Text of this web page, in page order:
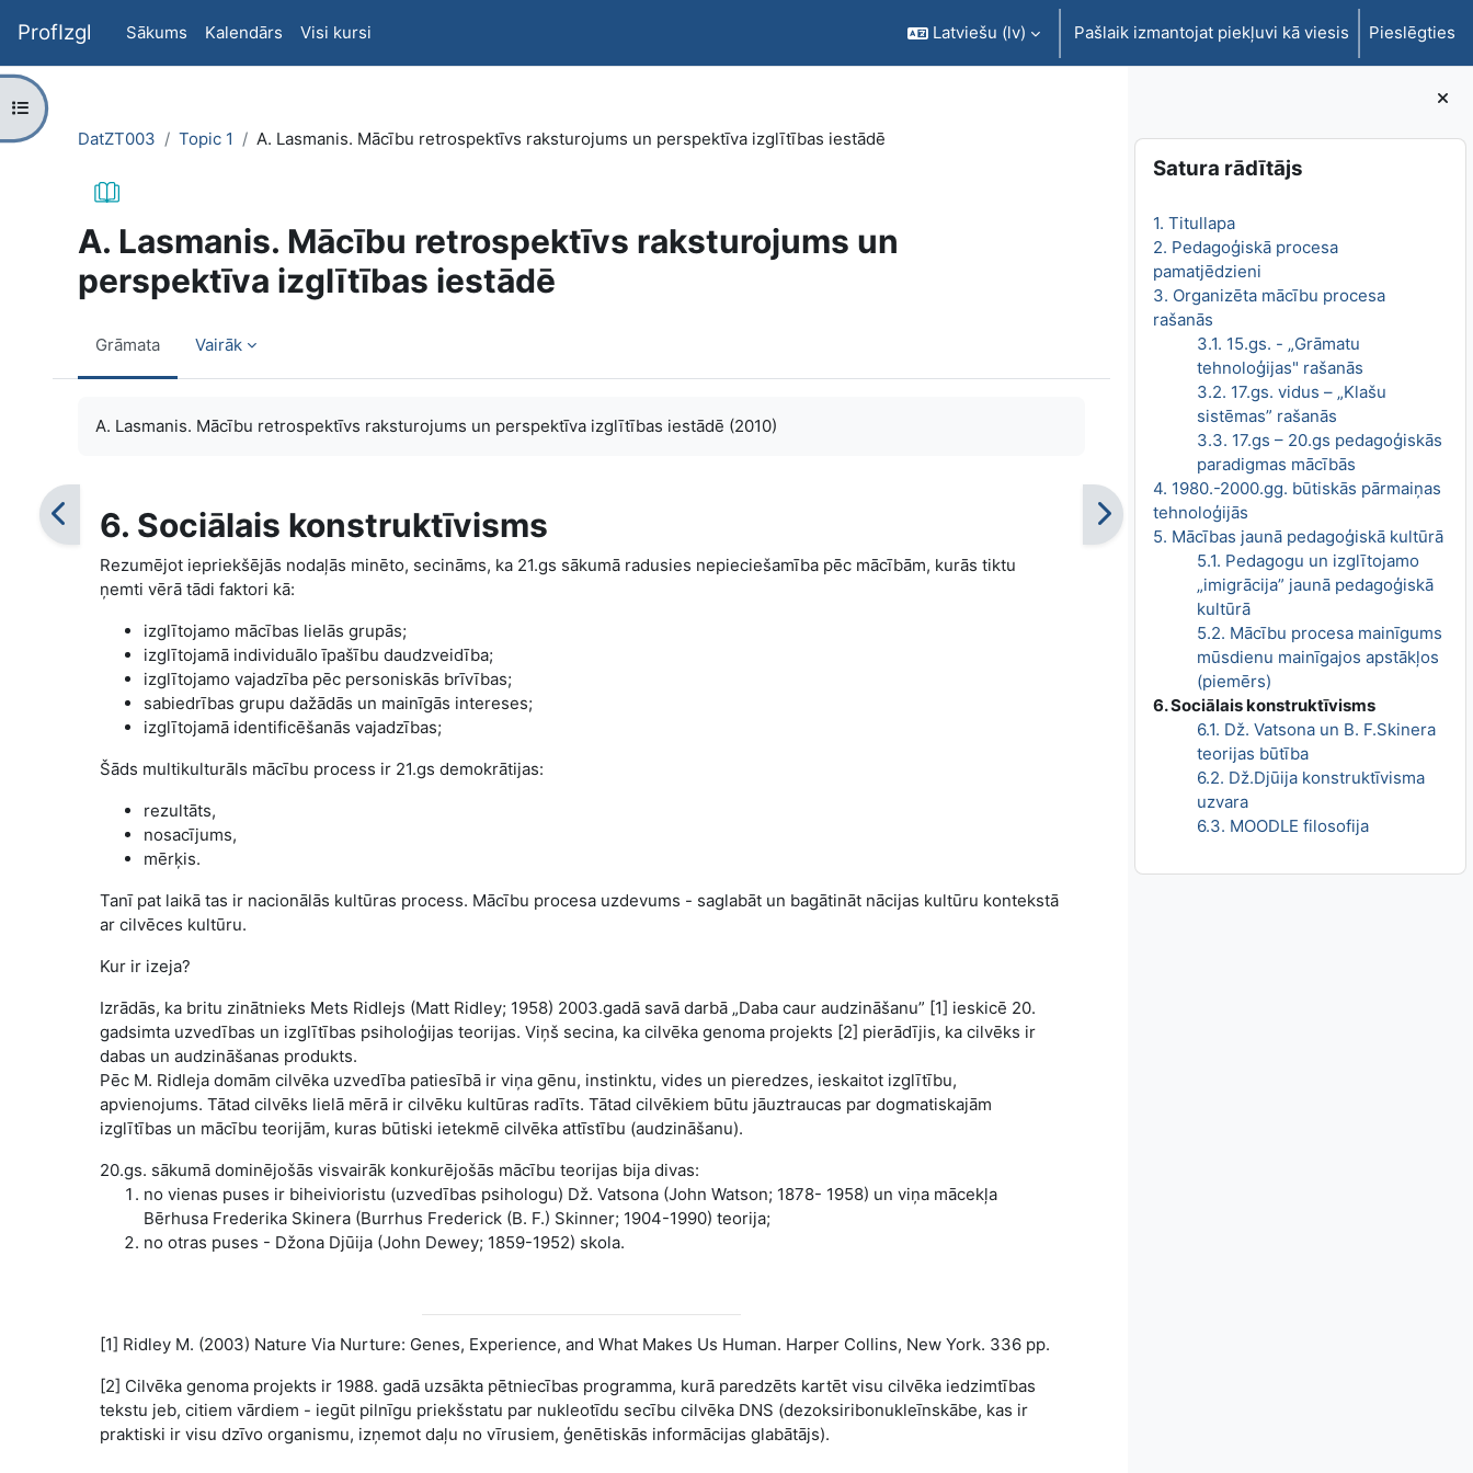
ProfIzgl Sākums Kalendārs Visi kursi Latviešu ‎(lv)‎ Pašlaik izmantojat piekļuvi kā viesis Pieslēgties
Bloki
Izlaist Satura rādītājs
Satura rādītājs
1. Titullapa
2. Pedagoģiskā procesa
pamatjēdzieni
3. Organizēta mācību procesa
rašanās
3.1. 15.gs. - „Grāmatu
tehnoloģijas" rašanās
3.2. 17.gs. vidus – „Klašu
sistēmas” rašanās
3.3. 17.gs – 20.gs pedagoģiskās
paradigmas mācībās
4. 1980.-2000.gg. būtiskās pārmaiņas
tehnoloģijās
5. Mācības jaunā pedagoģiskā kultūrā
5.1. Pedagogu un izglītojamo
„imigrācija” jaunā pedagoģiskā
kultūrā
5.2. Mācību procesa mainīgums
mūsdienu mainīgajos apstākļos
(piemērs)
6. Sociālais konstruktīvisms
6.1. Dž. Vatsona un B. F.Skinera
teorijas būtība
6.2. Dž.Djūija konstruktīvisma
uzvara
6.3. MOODLE filosofija
Atvērt kursu indeksu
DatZT003
Topic 1 A. Lasmanis. Mācību retrospektīvs raksturojums un perspektīva izglītības iestādē
A. Lasmanis. Mācību retrospektīvs raksturojums un
perspektīva izglītības iestādē
Grāmata Vairāk
A. Lasmanis. Mācību retrospektīvs raksturojums un perspektīva izglītības iestādē (2010)
6. Sociālais konstruktīvisms
Rezumējot iepriekšējās nodaļās minēto, secināms, ka 21.gs sākumā radusies nepieciešamība pēc mācībām, kurās tiktu
ņemti vērā tādi faktori kā:
izglītojamo mācības lielās grupās;
izglītojamā individuālo īpašību daudzveidība;
izglītojamo vajadzība pēc personiskās brīvības;
sabiedrības grupu dažādās un mainīgās intereses;
izglītojamā identificēšanās vajadzības;
Šāds multikulturāls mācību process ir 21.gs demokrātijas:
rezultāts,
nosacījums,
mērķis.
Tanī pat laikā tas ir nacionālās kultūras process. Mācību procesa uzdevums - saglabāt un bagātināt nācijas kultūru kontekstā
ar cilvēces kultūru.
Kur ir izeja?
Izrādās, ka britu zinātnieks Mets Ridlejs (Matt Ridley; 1958) 2003.gadā savā darbā „Daba caur audzināšanu” [1] ieskicē 20.
gadsimta uzvedības un izglītības psiholoģijas teorijas. Viņš secina, ka cilvēka genoma projekts [2] pierādījis, ka cilvēks ir
dabas un audzināšanas produkts.
Pēc M. Ridleja domām cilvēka uzvedība patiesībā ir viņa gēnu, instinktu, vides un pieredzes, ieskaitot izglītību,
apvienojums. Tātad cilvēks lielā mērā ir cilvēku kultūras radīts. Tātad cilvēkiem būtu jāuztraucas par dogmatiskajām
izglītības un mācību teorijām, kuras būtiski ietekmē cilvēka attīstību (audzināšanu).
20.gs. sākumā dominējošās visvairāk konkurējošās mācību teorijas bija divas:
no vienas puses ir biheivioristu (uzvedības psihologu) Dž. Vatsona (John Watson; 1878- 1958) un viņa mācekļa
Bērhusa Frederika Skinera (Burrhus Frederick (B. F.) Skinner; 1904-1990) teorija;
no otras puses - Džona Djūija (John Dewey; 1859-1952) skola.
[1] Ridley M. (2003) Nature Via Nurture: Genes, Experience, and What Makes Us Human. Harper Collins, New York. 336 pp.
[2] Cilvēka genoma projekts ir 1988. gadā uzsākta pētniecības programma, kurā paredzēts kartēt visu cilvēka iedzimtības
tekstu jeb, citiem vārdiem - iegūt pilnīgu priekšstatu par nukleotīdu secību cilvēka DNS (dezoksiribonukleīnskābe, kas ir
praktiski ir visu dzīvo organismu, izņemot daļu no vīrusiem, ģenētiskās informācijas glabātājs).